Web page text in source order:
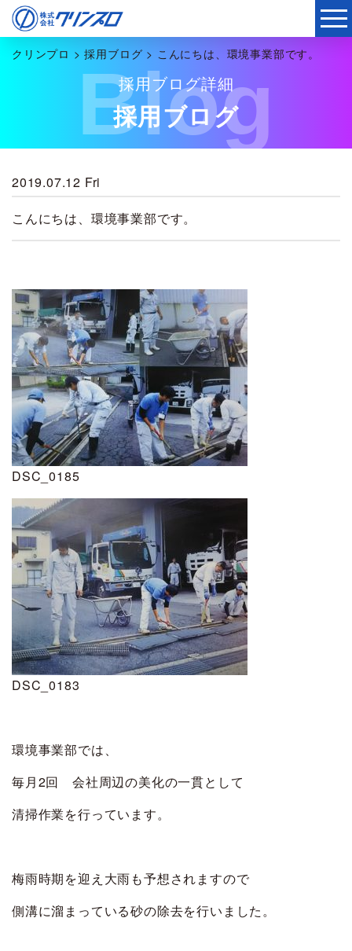
Blog
クリンプロ >採用ブログ> こんにちは、環境事業部です。
採用ブログ詳細
採用ブログ
2019.07.12 Fri
こんにちは、環境事業部です。
DSC_0185
DSC_0183
環境事業部では、
毎月2回 会社周辺の美化の一貫として
清掃作業を行っています。
梅雨時期を迎え大雨も予想されますので
側溝に溜まっている砂の除去を行いました。